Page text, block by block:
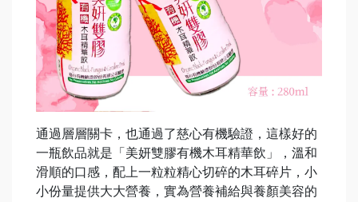
通過層層關卡，也通過了慈心有機驗證，這樣好的
一瓶飲品就是「美妍雙膠有機木耳精華飲」，溫和
滑順的口感，配上一粒粒精心切碎的木耳碎片，小
小份量提供大大營養，實為營養補給與養顏美容的